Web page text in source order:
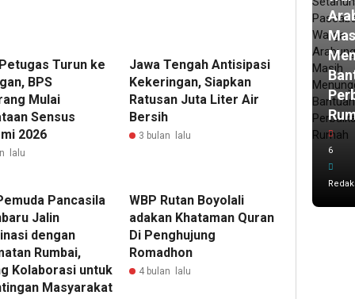
Turun ke
BPS
Mulai
Sensus
2026
lalu
Jawa Tengah Antisipasi
Kekeringan, Siapkan
Ratusan Juta Liter Air
Bersih
3 bulan lalu
Pancasila
Jalin
dengan
Rumbai,
Kolaborasi untuk
Masyarakat
WBP Rutan Boyolali
adakan Khataman Quran
Di Penghujung
Romadhon
4 bulan lalu
6